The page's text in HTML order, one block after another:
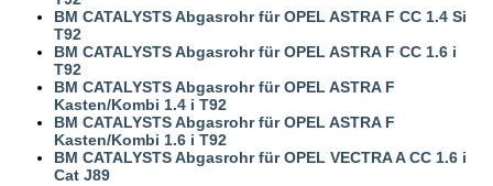
BM CATALYSTS Abgasrohr für OPEL ASTRA F CC 1.4 Si
T92
BM CATALYSTS Abgasrohr für OPEL ASTRA F CC 1.6 i
T92
BM CATALYSTS Abgasrohr für OPEL ASTRA F
Kasten/Kombi 1.4 i T92
BM CATALYSTS Abgasrohr für OPEL ASTRA F
Kasten/Kombi 1.6 i T92
BM CATALYSTS Abgasrohr für OPEL VECTRA A CC 1.6 i
Cat J89